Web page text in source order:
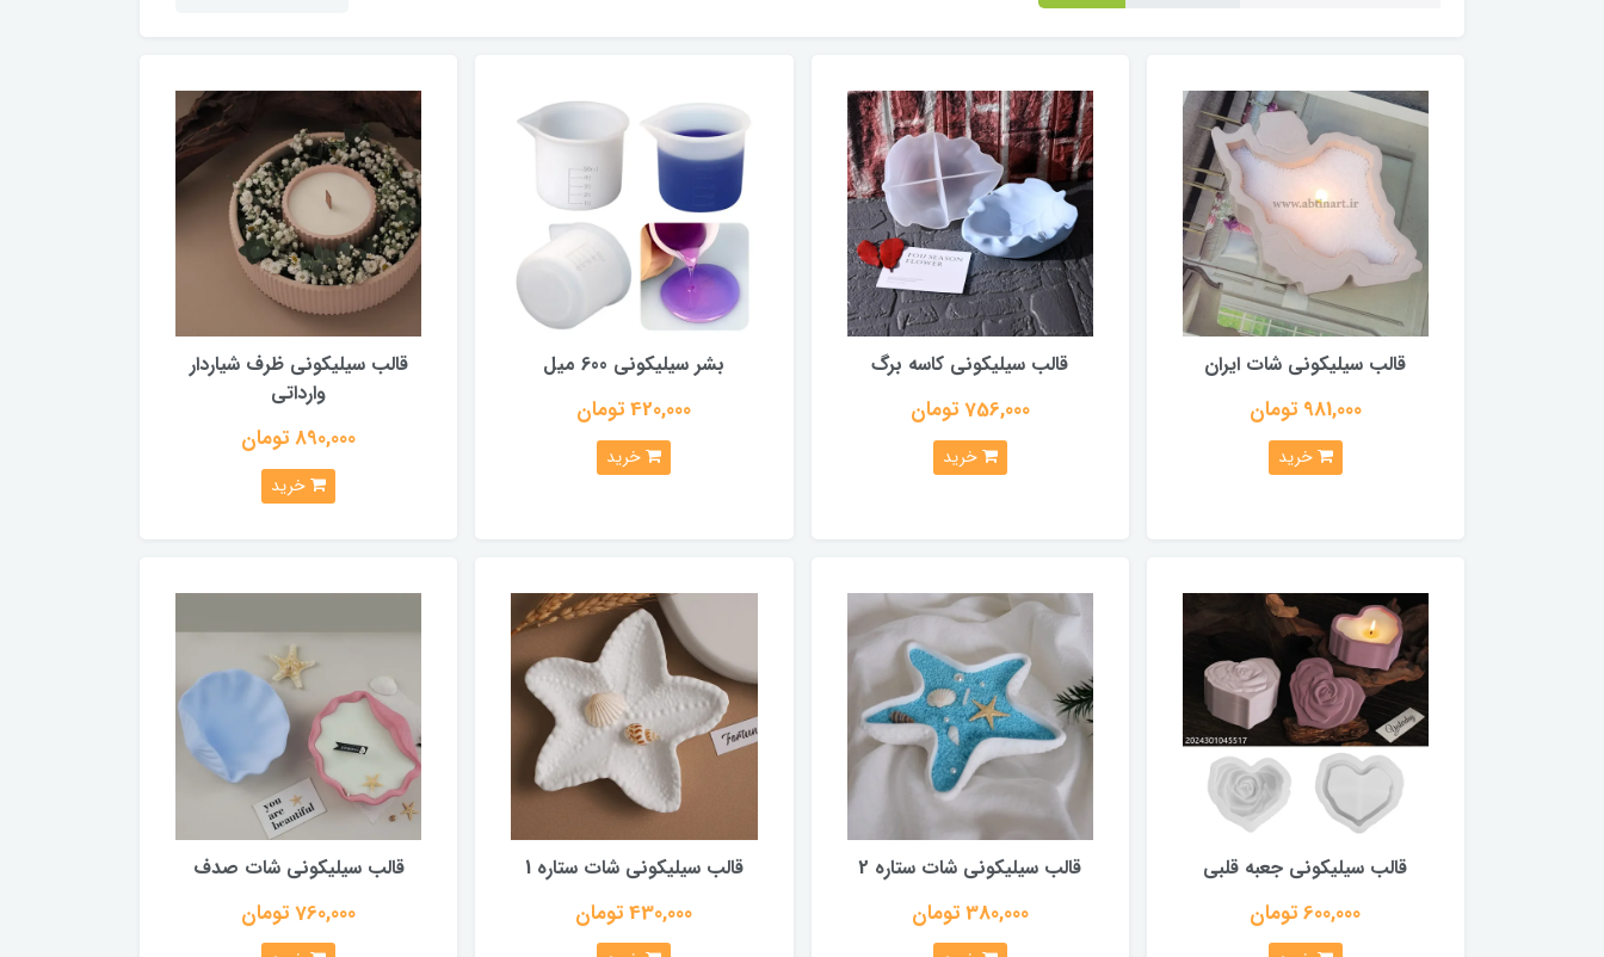
قالب سیلیکونی شات ایران
981,000 تومان
خرید
قالب سیلیکونی کاسه برگ
756,000 تومان
خرید
بشر سیلیکونی 600 میل
420,000 تومان
خرید
قالب سیلیکونی ظرف شیاردار
وارداتی
890,000 تومان
خرید
قالب سیلیکونی جعبه قلبی
600,000 تومان
قالب سیلیکونی شات ستاره 2
380,000 تومان
قالب سیلیکونی شات ستاره 1
430,000 تومان
قالب سیلیکونی شات صدف
760,000 تومان